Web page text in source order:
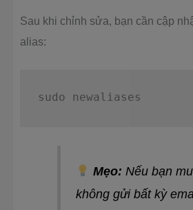
Sau khi chỉnh sửa, bạn cần cập
alias:
sudo
Mẹo: Nếu bạn
không gửi bất kỳ